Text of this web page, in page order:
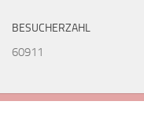
BESUCHERZAHL
60911